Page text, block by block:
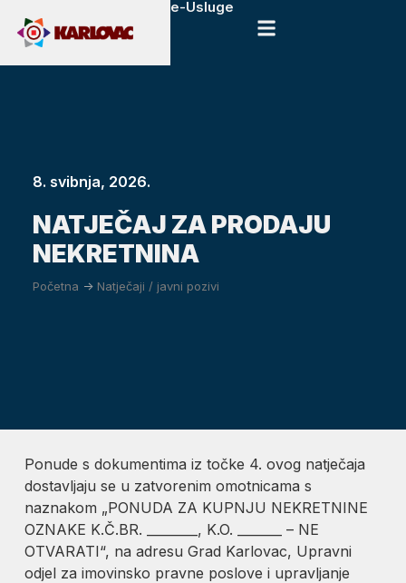
e-Usluge
8. svibnja, 2026.
NATJEČAJ ZA PRODAJU
NEKRETNINA
Početna -> Natječaji / javni pozivi
Ponude s dokumentima iz točke 4. ovog natječaja
dostavljaju se u zatvorenim omotnicama s
naznakom „PONUDA ZA KUPNJU NEKRETNINE
OZNAKE K.Č.BR. ________, K.O. _______ – NE
OTVARATI“, na adresu Grad Karlovac, Upravni
odjel za imovinsko pravne poslove i upravljanje